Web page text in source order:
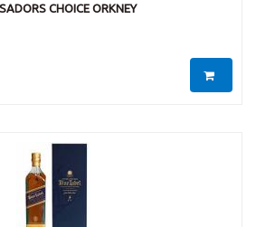
CHOICE ORKNEY